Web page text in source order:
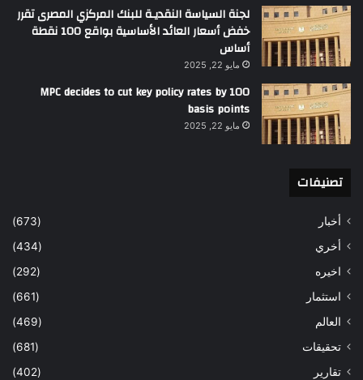
لجنة السياسة النقديـة للبنك المركزي المصرى تقرر
خفض أسعار العائد الأساسية بواقع 100 نقطة
أساس
مايو 22, 2025
MPC decides to cut key policy rates by 100
basis points
مايو 22, 2025
تصنيفات
أخبار
(673)
أخري
(434)
اخيره
(292)
استثمار
(661)
العالم
(469)
تحقيقات
(681)
تقارير
(402)